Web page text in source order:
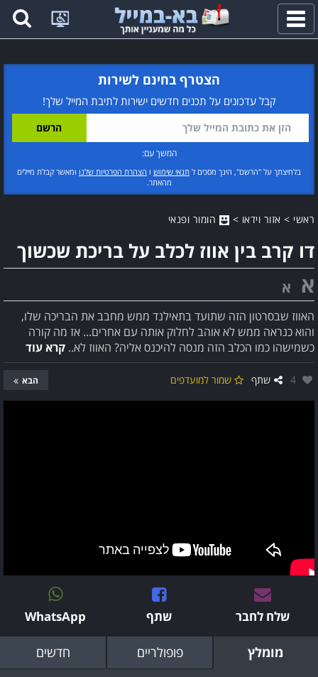
פתח
תפריט
הצטרף בחינם לשירות
קבל עדכונים על תכנים חדשים ישירות לתיבת המייל שלך!
המשך עם:
בלחיצתך על "הרשם", הינך מסכים ל תנאי שימוש ו הצהרת הפרטיות שלנו ומאשר קבלת מיילים
מהאתר.
ראשי > אזור וידאו > הומור ופנאי
דו קרב בין אווז לכלב על בריכת שכשוך
א א
האווז שבסרטון הזה שתועד בתאילנד ממש מחבב את הבריכה שלו,
והוא כנראה ממש לא אוהב לחלוק אותה עם אחרים... אז מה קורה
כשמישהו כמו הכלב הזה מנסה להיכנס אליה? האווז לא.. קרא עוד
אהבו:
4 שתף שמור למועדפים הבא
שלח לחבר שתף WhatsApp
מומלץ פופולריים חדשים